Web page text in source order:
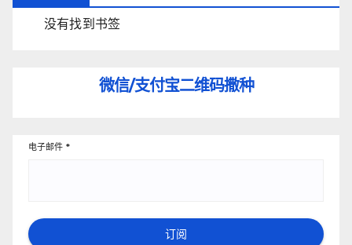
没有找到书签
微信/支付宝二维码撒种
电子邮件 *
订阅